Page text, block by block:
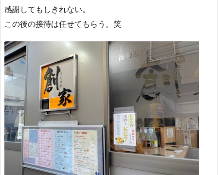
感謝してもしきれない。
この後の接待は任せてもらう。笑